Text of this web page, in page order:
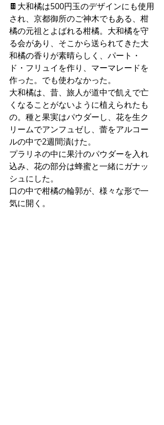
🍫大和橘は500円玉のデザインにも使用
され、京都御所のご神木でもある、柑
橘の元祖とよばれる柑橘。大和橘を守
る会があり、そこから送られてきた大
和橘の香りが素晴らしく、パート・
ド・フリュイを作り、マーマレードを
作った。でも使わなかった。
大和橘は、昔、旅人が道中で飢えで亡
くなることがないように植えられたも
の。種と果実はパウダーし、花を生ク
リームでアンフュゼし、蕾をアルコー
ルの中で2週間漬けた。
プラリネの中に果汁のパウダーを入れ
込み、花の部分は蜂蜜と一緒にガナッ
シュにした。
口の中で柑橘の輪郭が、様々な形で一
気に開く。